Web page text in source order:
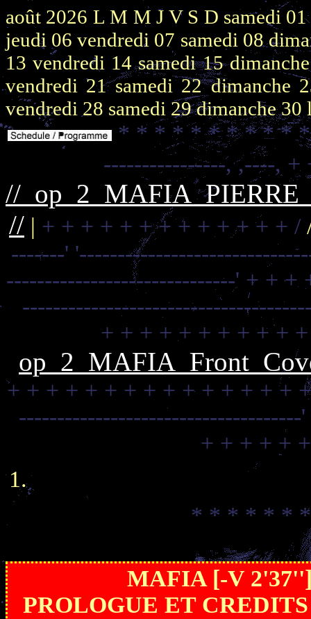
août 2026 L M M J V S D samedi
jeudi 06vendredi 07 samedi 08
13vendredi 14samedi 15
vendredi 21samedi 22dimanche
vendredi 28 samedi 29dimanche 30
* * * * * * * * * *
----------------,,----, +
//
// | + + + + + + + + + + + + + /
-------'
------------------------------' + + +
+ + + + + + + + + +
+ + + + + + + + + + + + + + +
-------------------------------------'
+ + + + +
* * * * * *
MAFIA [-V
PROLOGUE ET